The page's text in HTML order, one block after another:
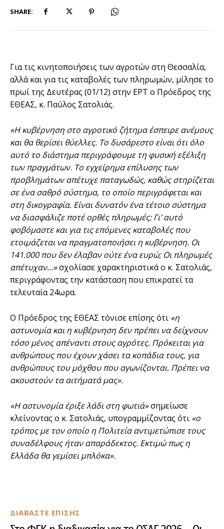
SHARE:
ΔΙΑΒΑΣΤΕ ΕΠΙΣΗΣ
Για τις κινητοποιήσεις των αγροτών στη Θεσσαλία,
αλλά και για τις καταβολές των πληρωμών, μίλησε το
πρωί της Δευτέρας (01/12) στην ΕΡΤ ο Πρόεδρος της
ΕΘΕΑΣ, κ. Παύλος Σατολιάς.
«Η κυβέρνηση στο αγροτικό ζήτημα έσπειρε ανέμους
και θα θερίσει θύελλες. Το δυσάρεστο είναι ότι όλο
αυτό το διάστημα περιγράφουμε τη φυσική εξέλιξη
των πραγμάτων. Το εγχείρημα επίλυσης των
προβλημάτων απέτυχε παταγωδώς, καθώς στηρίζεται
σε ένα σαθρό σύστημα, το οποίο περιγράφεται και
στη δικογραφία. Είναι δυνατόν ένα τέτοιο σύστημα
να διασφάλιζε ποτέ ορθές πληρωμές; Γι’ αυτό
φοβόμαστε και για τις επόμενες καταβολές που
ετοιμάζεται να πραγματοποιήσει η κυβέρνηση. Οι
141.000 που δεν έλαβαν ούτε ένα ευρώ; Οι πληρωμές
απέτυχαν…»σχολίασε χαρακτηριστικά ο κ. Σατολιάς,
περιγράφοντας την κατάσταση που επικρατεί τα
τελευταία 24ωρα.
Ο Πρόεδρος της ΕΘΕΑΣ τόνισε επίσης ότι «η
αστυνομία και η κυβέρνηση δεν πρέπει να δείχνουν
τόσο μένος απέναντι στους αγρότες. Πρόκειται για
ανθρώπους που έχουν χάσει τα κοπάδια τους, για
ανθρώπους του μόχθου που αγωνίζονται. Πρέπει να
ακουστούν τα αιτήματά μας».
«Η αστυνομία έριξε λάδι στη φωτιά»σημείωσε
κλείνοντας ο κ. Σατολιάς, υπογραμμίζοντας ότι «ο
τρόπος με τον οποίο η Πολιτεία αντιμετώπισε τους
συναδέλφους ήταν απαράδεκτος. Εκτιμώ πως η
Ελλάδα θα γεμίσει μπλόκα».